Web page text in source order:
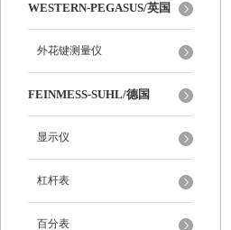
WESTERN-PEGASUS/英国
外花键测量仪
FEINMESS-SUHL/德国
显示仪
杠杆表
百分表